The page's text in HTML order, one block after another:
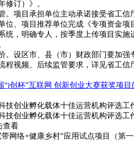
修订）》。
。项目承担单位主动承诺接受省工
位、项目推荐单位完成《专项资金
统，明确专人，按季度上传项目实
。设区市、县（市）财政部门要加
程视频、后续监管要求，详见省工
“i创杯”互联网 创新创业大赛获奖项目
技创业孵化载体十佳运营机构评选工
技创业孵化载体十佳运营机构评选工
查看
网络+健康乡村”应用试点项目（第